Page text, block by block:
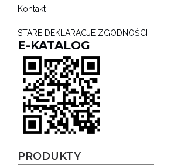
Kontakt
STARE DEKLARACJE ZGODNOŚCI
E-KATALOG
PRODUKTY